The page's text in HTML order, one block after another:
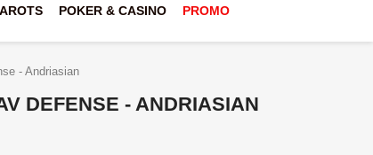
POKER & CASINO PROMO
- Andriasian
DEFENSE - ANDRIASIAN